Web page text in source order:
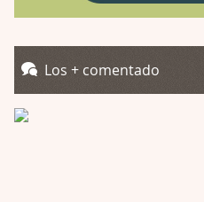
Into the Mud
Por: Flor
Los + comentado